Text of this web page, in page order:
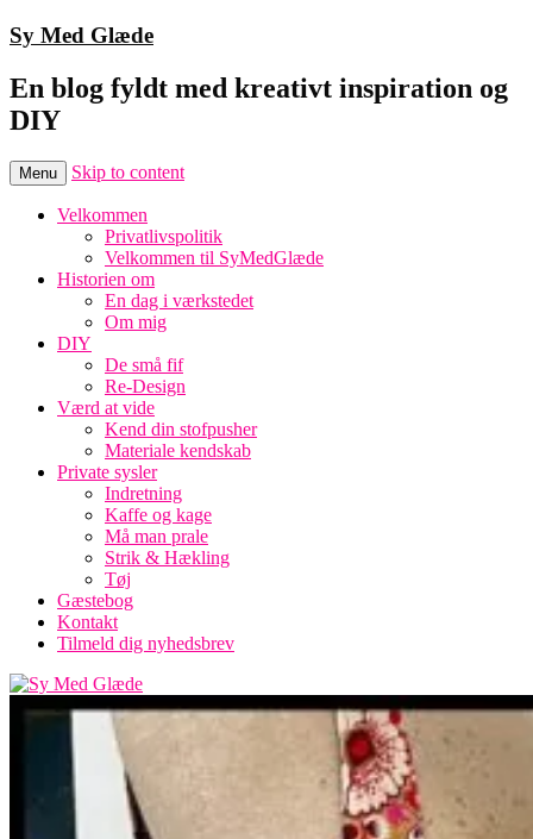
Sy Med Glæde
En blog fyldt med kreativt inspiration og
DIY
Menu Skip to content
Velkommen
Privatlivspolitik
Velkommen til SyMedGlæde
Historien om
En dag i værkstedet
Om mig
DIY
De små fif
Re-Design
Værd at vide
Kend din stofpusher
Materiale kendskab
Private sysler
Indretning
Kaffe og kage
Må man prale
Strik & Hækling
Tøj
Gæstebog
Kontakt
Tilmeld dig nyhedsbrev